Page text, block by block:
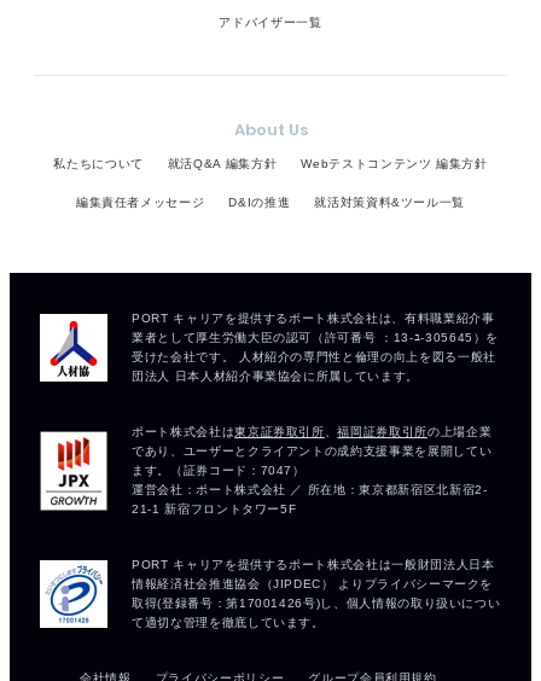
アドバイザー一覧
About Us
私たちについて 就活Q&A 編集方針 Webテストコンテンツ 編集方針
編集責任者メッセージ D&Iの推進 就活対策資料&ツール一覧
会社情報 プライバシーポリシー グループ会員利用規約